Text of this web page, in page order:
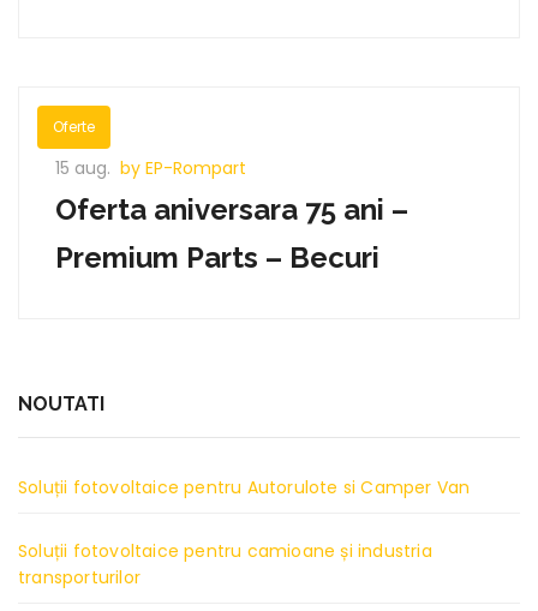
Oferte
15 aug. by EP-Rompart
Oferta aniversara 75 ani –
Premium Parts – Becuri
NOUTATI
Soluții fotovoltaice pentru Autorulote si Camper Van
Soluții fotovoltaice pentru camioane și industria
transporturilor